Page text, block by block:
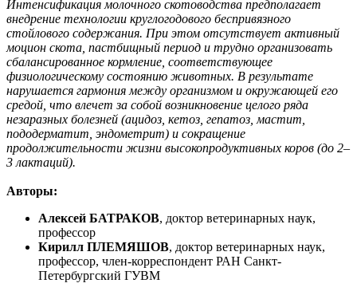
Интенсификация молочного скотоводства предполагает
внедрение технологии круглогодового беспривязного
стойлового содержания. При этом отсутствует активный
моцион скота, пастбищный период и трудно организовать
сбалансированное кормление, соответствующее
физиологическому состоянию животных. В результате
нарушается гармония между организмом и окружающей его
средой, что влечет за собой возникновение целого ряда
незаразных болезней (ацидоз, кетоз, гепатоз, мастит,
пододерматит, эндометрит) и сокращение
продолжительности жизни высокопродуктивных коров (до 2–
3 лактаций).
Авторы:
Алексей БАТРАКОВ, доктор ветеринарных наук,
профессор
Кирилл ПЛЕМЯШОВ, доктор ветеринарных наук,
профессор, член-корреспондент РАН Санкт-
Петербургский ГУВМ